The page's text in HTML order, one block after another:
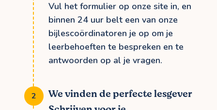
Vul het formulier op onze site in, en
binnen 24 uur belt een van onze
bijlescoördinatoren je op om je
leerbehoeften te bespreken en te
antwoorden op al je vragen.
We vinden de perfecte lesgever